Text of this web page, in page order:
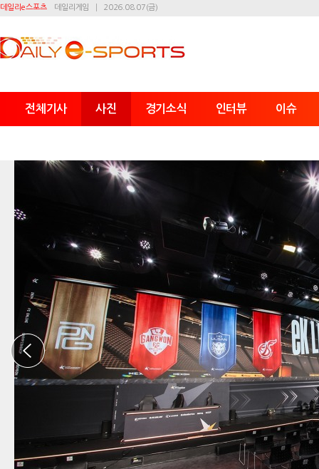
데일리e스포츠 데일리게임 2026.08.07(금)
전체기사 사진 경기소식 인터뷰 이슈